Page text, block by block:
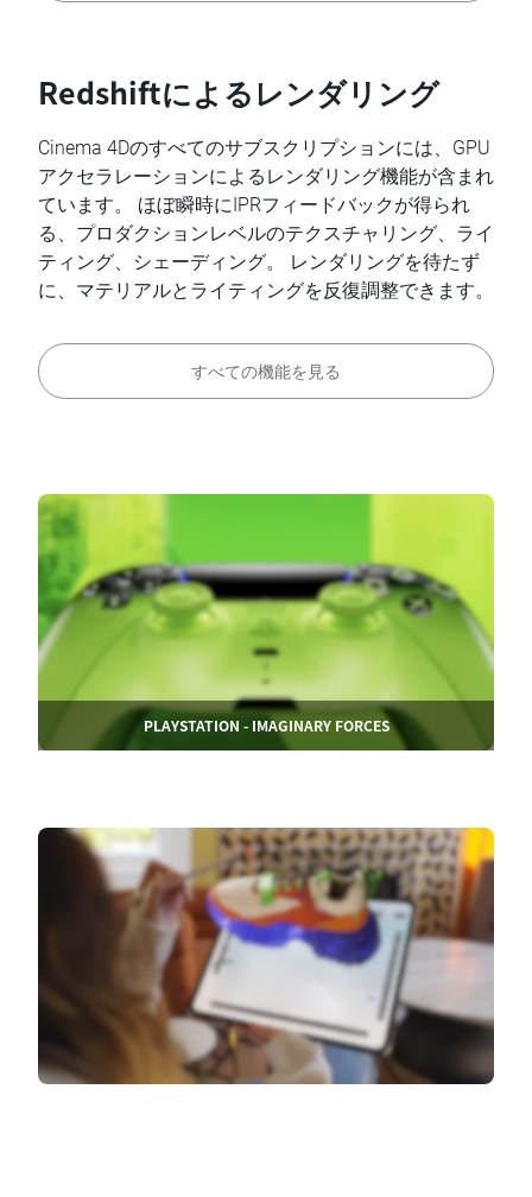
Redshiftによるレンダリング
Cinema 4Dのすべてのサブスクリプションには、GPU
アクセラレーションによるレンダリング機能が含まれ
ています。 ほぼ瞬時にIPRフィードバックが得られ
る、プロダクションレベルのテクスチャリング、ライ
ティング、シェーディング。 レンダリングを待たず
に、マテリアルとライティングを反復調整できます。
すべての機能を見る
PLAYSTATION - IMAGINARY FORCES